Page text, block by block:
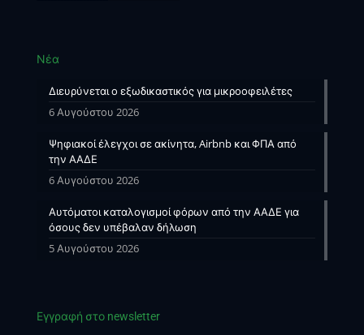
Νέα
Διευρύνεται ο εξωδικαστικός για μικροοφειλέτες
6 Αυγούστου 2026
Ψηφιακοί έλεγχοι σε ακίνητα, Airbnb και ΦΠΑ από
την ΑΑΔΕ
6 Αυγούστου 2026
Αυτόματοι καταλογισμοί φόρων από την ΑΑΔΕ για
όσους δεν υπέβαλαν δήλωση
5 Αυγούστου 2026
Εγγραφή στο newsletter